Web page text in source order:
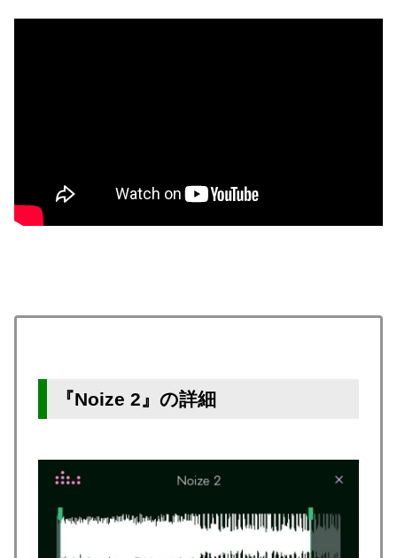
『Noize 2』の詳細